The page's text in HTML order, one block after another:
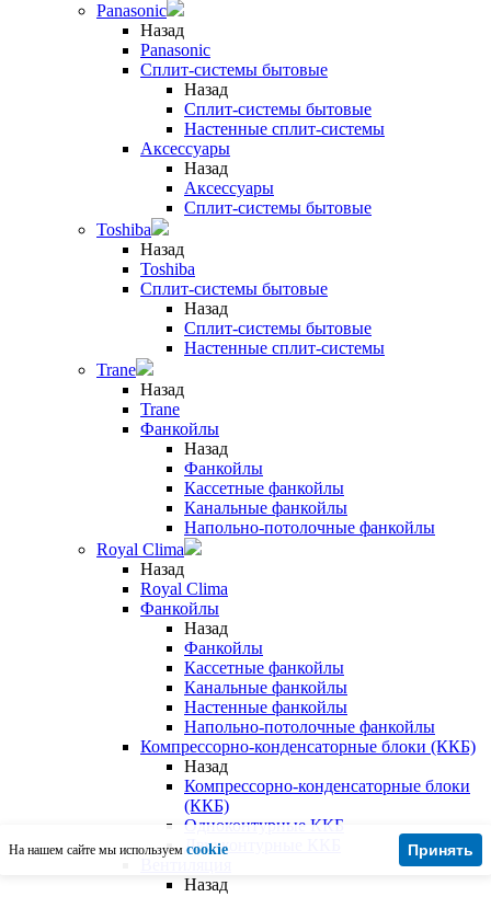
Panasonic
Назад
Panasonic
Сплит-системы бытовые
Назад
Сплит-системы бытовые
Настенные сплит-системы
Аксессуары
Назад
Аксессуары
Сплит-системы бытовые
Toshiba
Назад
Toshiba
Сплит-системы бытовые
Назад
Сплит-системы бытовые
Настенные сплит-системы
Trane
Назад
Trane
Фанкойлы
Назад
Фанкойлы
Кассетные фанкойлы
Канальные фанкойлы
Напольно-потолочные фанкойлы
Royal Clima
Назад
Royal Clima
Фанкойлы
Назад
Фанкойлы
Кассетные фанкойлы
Канальные фанкойлы
Настенные фанкойлы
Напольно-потолочные фанкойлы
Компрессорно-конденсаторные блоки (ККБ)
Назад
Компрессорно-конденсаторные блоки
(ККБ)
Одноконтурные ККБ
Двухконтурные ККБ
Назад
На нашем сайте мы используем cookie Принять